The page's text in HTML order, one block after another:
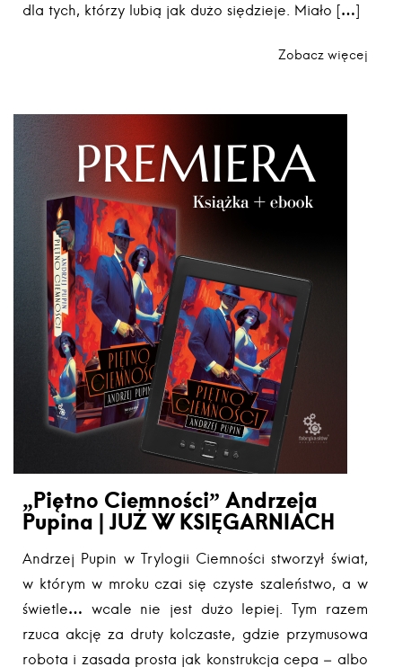
dla tych, którzy lubią jak dużo siędzieje. Miało […]
Zobacz więcej
„Piętno Ciemności” Andrzeja
Pupina | JUŻ W KSIĘGARNIACH
Andrzej Pupin w Trylogii Ciemności stworzył świat,
w którym w mroku czai się czyste szaleństwo, a w
świetle… wcale nie jest dużo lepiej. Tym razem
rzuca akcję za druty kolczaste, gdzie przymusowa
robota i zasada prosta jak konstrukcja cepa – albo